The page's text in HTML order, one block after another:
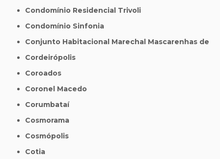
Condomínio Residencial Trivoli
Condomínio Sinfonia
Conjunto Habitacional Marechal Mascarenhas de
Cordeirópolis
Coroados
Coronel Macedo
Corumbataí
Cosmorama
Cosmópolis
Cotia